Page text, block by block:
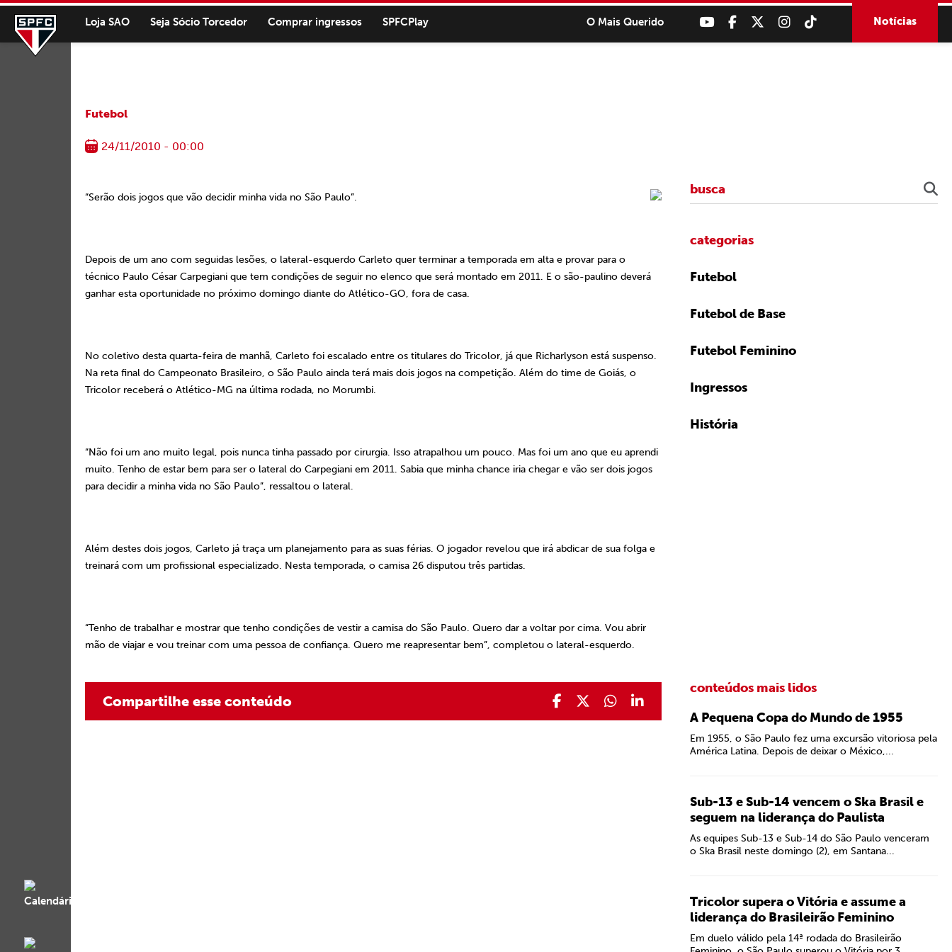
Loja SAO Seja Sócio Torcedor Comprar ingressos SPFCPlay O Mais Querido Notícias
Futebol
24/11/2010 - 00:00
“Serão dois jogos que vão decidir minha vida no São Paulo”.
Depois de um ano com seguidas lesões, o lateral-esquerdo Carleto quer terminar a temporada em alta e provar para o
técnico Paulo César Carpegiani que tem condições de seguir no elenco que será montado em 2011. E o são-paulino deverá
ganhar esta oportunidade no próximo domingo diante do Atlético-GO, fora de casa.
No coletivo desta quarta-feira de manhã, Carleto foi escalado entre os titulares do Tricolor, já que Richarlyson está suspenso.
Na reta final do Campeonato Brasileiro, o São Paulo ainda terá mais dois jogos na competição. Além do time de Goiás, o
Tricolor receberá o Atlético-MG na última rodada, no Morumbi.
“Não foi um ano muito legal, pois nunca tinha passado por cirurgia. Isso atrapalhou um pouco. Mas foi um ano que eu aprendi
muito. Tenho de estar bem para ser o lateral do Carpegiani em 2011. Sabia que minha chance iria chegar e vão ser dois jogos
para decidir a minha vida no São Paulo”, ressaltou o lateral.
Além destes dois jogos, Carleto já traça um planejamento para as suas férias. O jogador revelou que irá abdicar de sua folga e
treinará com um profissional especializado. Nesta temporada, o camisa 26 disputou três partidas.
“Tenho de trabalhar e mostrar que tenho condições de vestir a camisa do São Paulo. Quero dar a voltar por cima. Vou abrir
mão de viajar e vou treinar com uma pessoa de confiança. Quero me reapresentar bem”, completou o lateral-esquerdo.
Compartilhe esse conteúdo
categorias
Futebol
Futebol de Base
Futebol Feminino
Ingressos
História
conteúdos mais lidos
A Pequena Copa do Mundo de 1955
Em 1955, o São Paulo fez uma excursão vitoriosa pela
América Latina. Depois de deixar o México,...
Sub-13 e Sub-14 vencem o Ska Brasil e
seguem na liderança do Paulista
As equipes Sub-13 e Sub-14 do São Paulo venceram
o Ska Brasil neste domingo (2), em Santana...
Tricolor supera o Vitória e assume a
liderança do Brasileirão Feminino
Em duelo válido pela 14ª rodada do Brasileirão